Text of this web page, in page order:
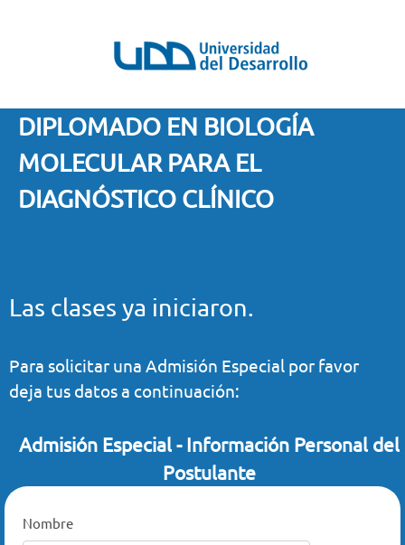
DIPLOMADO EN BIOLOGÍA
MOLECULAR PARA EL
DIAGNÓSTICO CLÍNICO
Las clases ya iniciaron.
Para solicitar una Admisión Especial por favor
deja tus datos a continuación:
Admisión Especial - Información Personal del
Postulante
Nombre